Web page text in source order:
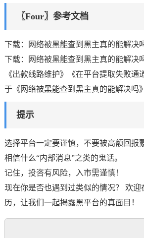
〖Four〗参考文档
下载：网络被黑能查到黑主真的能解决
下载：网络被黑能查到黑主真的能解决
《出款线路维护》《在平台提取失败通
于《网络被黑能查到黑主真的能解决吗
提示
选择平台一定要谨慎，不要被高额回报
相信什么“内部消息”之类的鬼话。
记住，投咨有风险，入市需谨慎！
现在你是否也遇到过类似的情况？ 欢
历，让我们一起揭露黑平台的真面目！